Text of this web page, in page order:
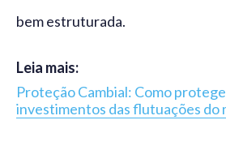
bem estruturada.
Leia mais:
Proteção Cambial: Como
investimentos das flutuações do